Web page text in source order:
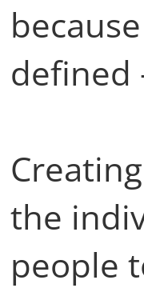
defined
the
people